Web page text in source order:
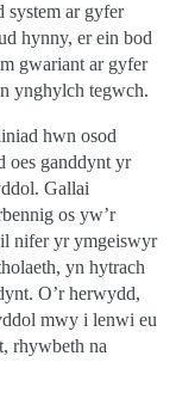
ar gyfer
hynny, er ein bod
gwariant ar gyfer
ynghylch tegwch.
hwn osod
oes ganddynt yr
Gallai
os yw’r
nifer yr ymgeiswyr
yn hytrach
O’r herwydd,
mwy i lenwi eu
rhywbeth na